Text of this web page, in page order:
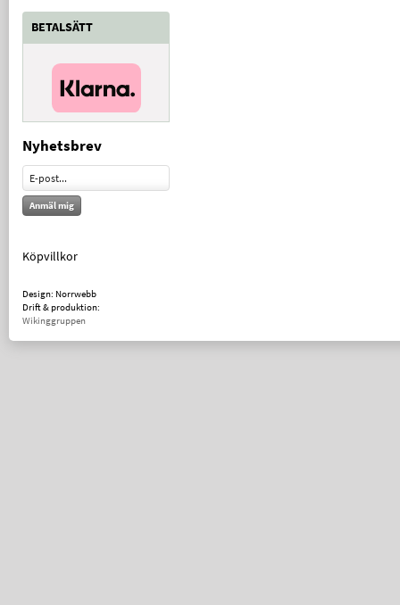
BETALSÄTT
Nyhetsbrev
Anmäl mig
Köpvillkor
Design: Norrwebb
Drift & produktion:
Wikinggruppen